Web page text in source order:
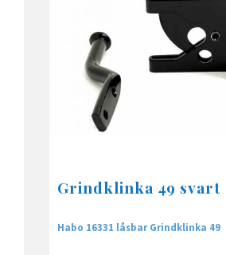
Grindklinka 49 svart
Habo 16331 låsbar Grindklinka 49